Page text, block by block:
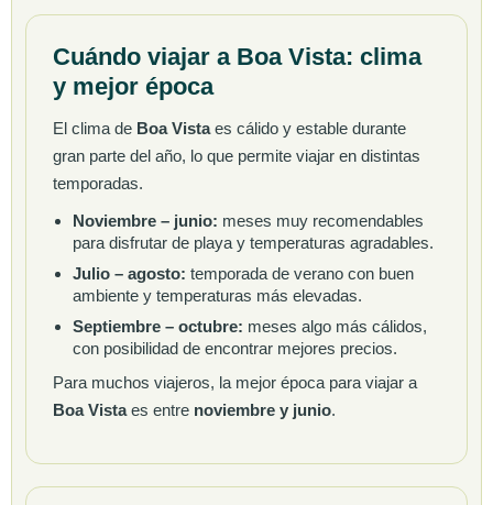
Cuándo viajar a Boa Vista: clima
y mejor época
El clima de Boa Vistaes cálido y estable durante
gran parte del año, lo que permite viajar en distintas
temporadas.
Noviembre – junio: meses muy recomendables
para disfrutar de playa y temperaturas agradables.
Julio – agosto: temporada de verano con buen
ambiente y temperaturas más elevadas.
Septiembre – octubre: meses algo más cálidos,
con posibilidad de encontrar mejores precios.
Para muchos viajeros, la mejor época para viajar a
Boa Vistaes entre noviembre y junio.